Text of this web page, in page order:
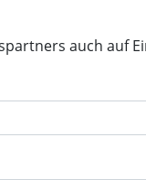
auch auf